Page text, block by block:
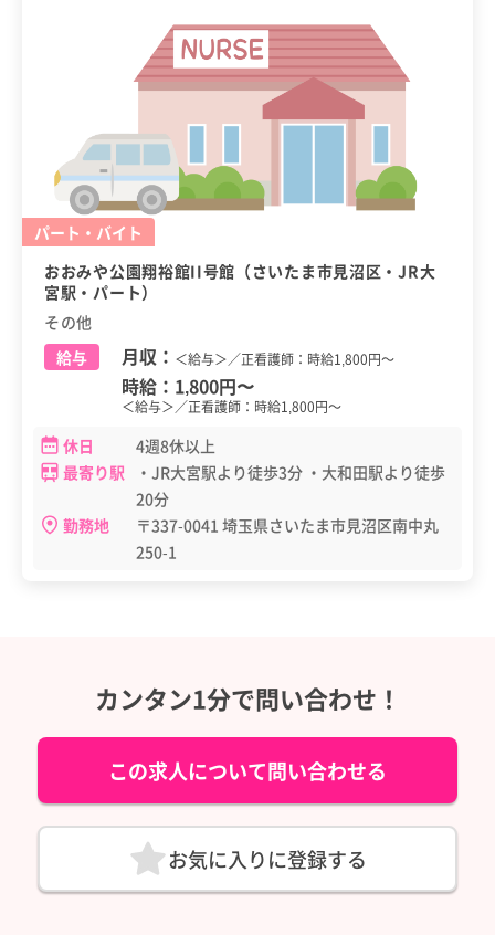
パート・バイト
おおみや公園翔裕館II号館（さいたま市見沼区・JR大
宮駅・パート）
その他
給与
月収： ＜給与＞／正看護師：時給1,800円～
時給： 1,800円〜
＜給与＞／正看護師：時給1,800円～
休日
4週8休以上
最寄り駅
・JR大宮駅より徒歩3分 ・大和田駅より徒歩
20分
勤務地
〒337-0041 埼玉県さいたま市見沼区南中丸
250-1
カンタン1分で問い合わせ！
この求人について問い合わせる
お気に入りに登録する